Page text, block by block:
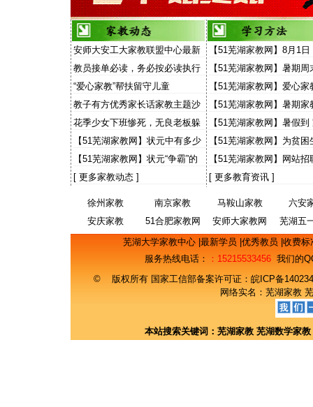
安师大安工大家教联盟中心最新
家教信息
教员接单必读，务必按必读执行
“爱心家教”帮扶留守儿童
教子有方优秀家长话家教主题沙
龙
花季少女下班惨死，无良老板躲
猫猫，天理何在？国法何在？
【51芜湖家教网】状元中有多少
来自农村
【51芜湖家教网】状元“争霸”的
意义
[ 更多家教动态 ]
【51芜湖家教网】8月1日
场“家教”演讲面向家长和
【51芜湖家教网】暑期周
费去听“家教大讲堂”
【51芜湖家教网】爱心家
出感人故事 “小老师”讲13
【51芜湖家教网】暑期家
大学生有些灰心
【51芜湖家教网】暑假
【51芜湖家教网】为贫困
事 财大预录生自荐当免
【51芜湖家教网】网站招
期工主流找工渠道 50%
[ 更多教育资讯 ]
徐州家教 南京家教 马鞍山家教
六安
安庆家教
51合肥家教网 安师大家教网
芜湖五
网
芜湖大学家教中心 最新学员 优秀教员 收费
服务热线电话：
：15215533456 我们的
© 版权所有 国家工信部备案许可证： 皖ICP备
网络实名： 芜湖家教
本站搜索关键词： 芜湖家教 芜湖数学家教